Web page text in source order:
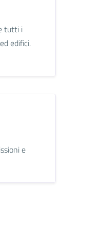
tutti i
edifici.
e